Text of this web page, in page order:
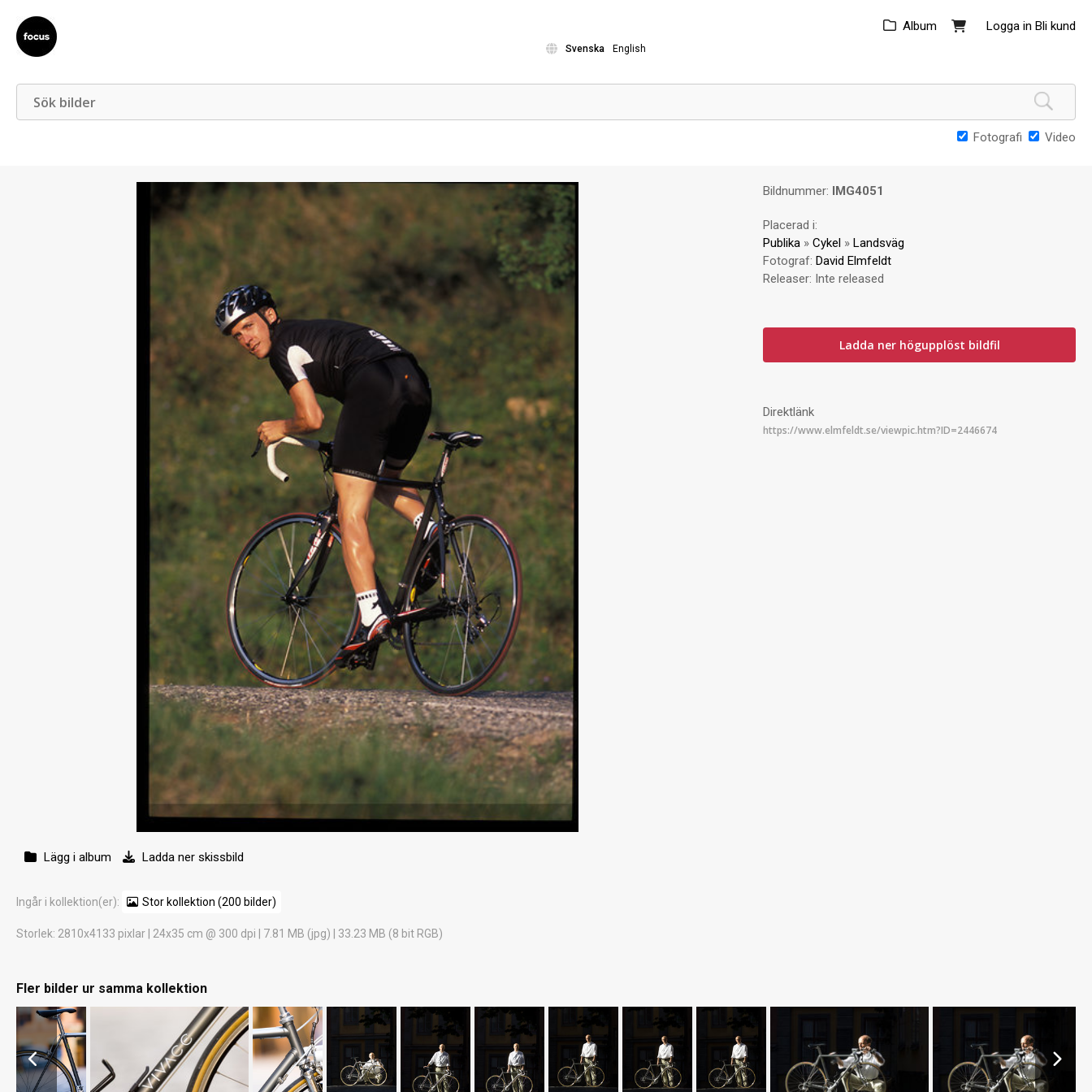
Logga in Bli kund
Album
Svenska English
Fotografi Video
Lägg i album Ladda ner skissbild
Ingår i kollektion(er): Stor kollektion (200 bilder)
Storlek: 2810x4133 pixlar | 24x35 cm @ 300 dpi | 7.81 MB (jpg) | 33.23 MB (8 bit RGB)
Bildnummer: IMG4051
Placerad i:
Publika »Cykel »Landsväg
Fotograf:David Elmfeldt
Releaser: Inte released
Ladda ner högupplöst bildfil
Direktlänk
Fler bilder ur samma kollektion